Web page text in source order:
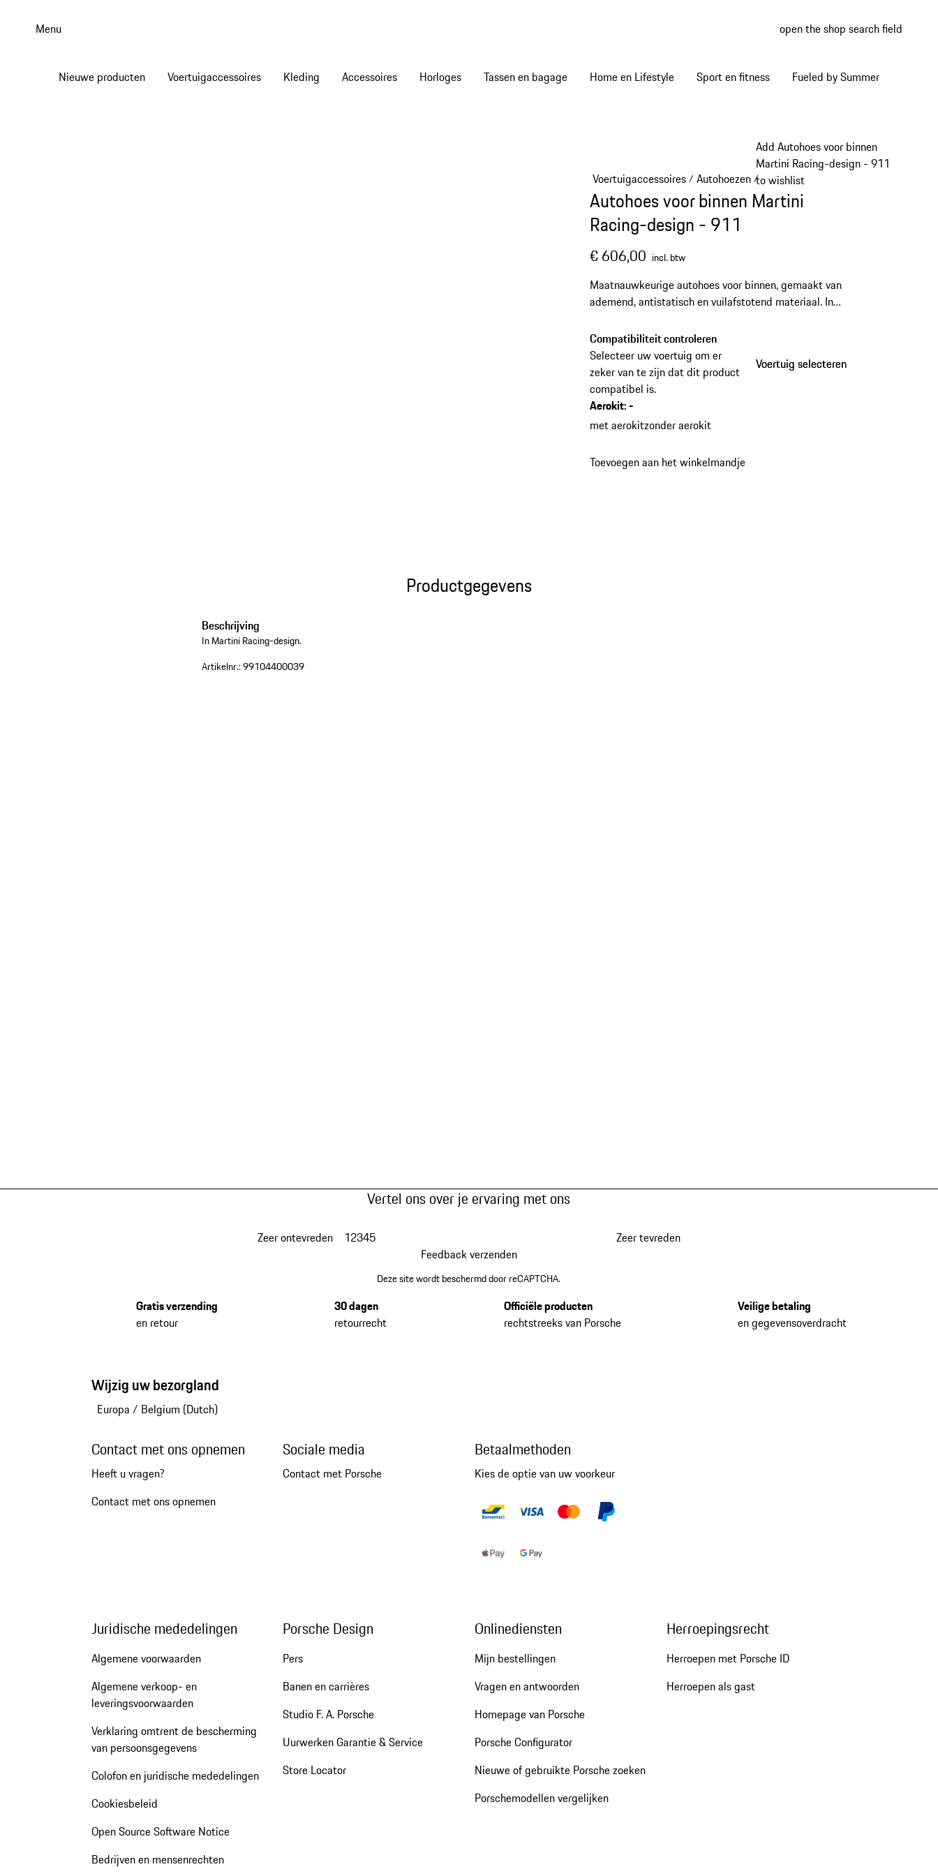
Menu open the shop search field
Nieuwe producten Voertuigaccessoires Kleding Accessoires Horloges Tassen en bagage Home en Lifestyle Sport en fitness Fueled by Summer
Add Autohoes voor binnen
Martini Racing-design - 911
to wishlist
Voertuigaccessoires/ Autohoezen/
Autohoes voor binnen Martini
Racing-design - 911
€ 606,00 incl. btw
Maatnauwkeurige autohoes voor binnen, gemaakt van
ademend, antistatisch en vuilafstotend materiaal. In
Compatibiliteit controleren
Selecteer uw voertuig om er
zeker van te zijn dat dit product
compatibel is.
Voertuig selecteren
Voertuig selecteren
Aerokit:-
met aerokitzonder aerokit
Toevoegen aan het winkelmandje
Productgegevens
Beschrijving
In Martini Racing-design.
Artikelnr.:99104400039
Vertel ons over je ervaring met ons
Zeer ontevreden 12345
Zeer tevreden
Feedback verzenden
Deze site wordt beschermd door reCAPTCHA.
Gratis verzending
en retour
30 dagen
retourrecht
Officiële producten
rechtstreeks van Porsche
Veilige betaling
en gegevensoverdracht
Wijzig uw bezorgland
Europa / Belgium (Dutch)
Contact met ons opnemen
Heeft u vragen?
Contact met ons opnemen
Sociale media
Contact met Porsche
Betaalmethoden
Kies de optie van uw voorkeur
Juridische mededelingen
Algemene voorwaarden
Algemene verkoop- en
leveringsvoorwaarden
Verklaring omtrent de bescherming
van persoonsgegevens
Colofon en juridische mededelingen
Cookiesbeleid
Open Source Software Notice
Bedrijven en mensenrechten
Porsche Design
Pers
Banen en carrières
Studio F. A. Porsche
Uurwerken Garantie & Service
Store Locator
Onlinediensten
Mijn bestellingen
Vragen en antwoorden
Homepage van Porsche
Porsche Configurator
Nieuwe of gebruikte Porsche zoeken
Porschemodellen vergelijken
Herroepingsrecht
Herroepen met Porsche ID
Herroepen als gast